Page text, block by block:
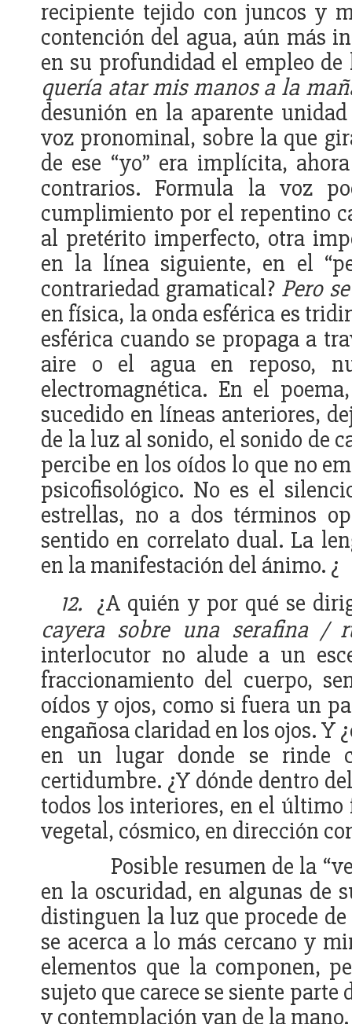
recipiente tejido con juncos y
contención del agua, aún más
en su profundidad el empleo
quería atar mis manos a la
desunión en la aparente
voz pronominal, sobre la que
de ese “yo” era implícita,
contrarios. Formula la voz
cumplimiento por el repentino
al pretérito imperfecto, otra
en la línea siguiente, en el
contrariedad gramatical? Pero
en física, la onda esférica es
esférica cuando se propaga a
aire o el agua en reposo,
electromagnética. En el
sucedido en líneas anteriores,
de la luz al sonido, el sonido de
percibe en los oídos lo que no
psicofisológico. No es el
estrellas, no a dos términos
sentido en correlato dual. La
en la manifestación del ánimo. ¿
12. ¿A quién y por qué se
cayera sobre una serafina
interlocutor no alude a un
fraccionamiento del cuerpo,
oídos y ojos, como si fuera un
engañosa claridad en los ojos. Y
en un lugar donde se
certidumbre. ¿Y dónde dentro
todos los interiores, en el
vegetal, cósmico, en dirección
Posible resumen de la
en la oscuridad, en algunas de
distinguen la luz que procede
se acerca a lo más cercano y
elementos que la componen,
sujeto que carece se siente
y contemplación van de la